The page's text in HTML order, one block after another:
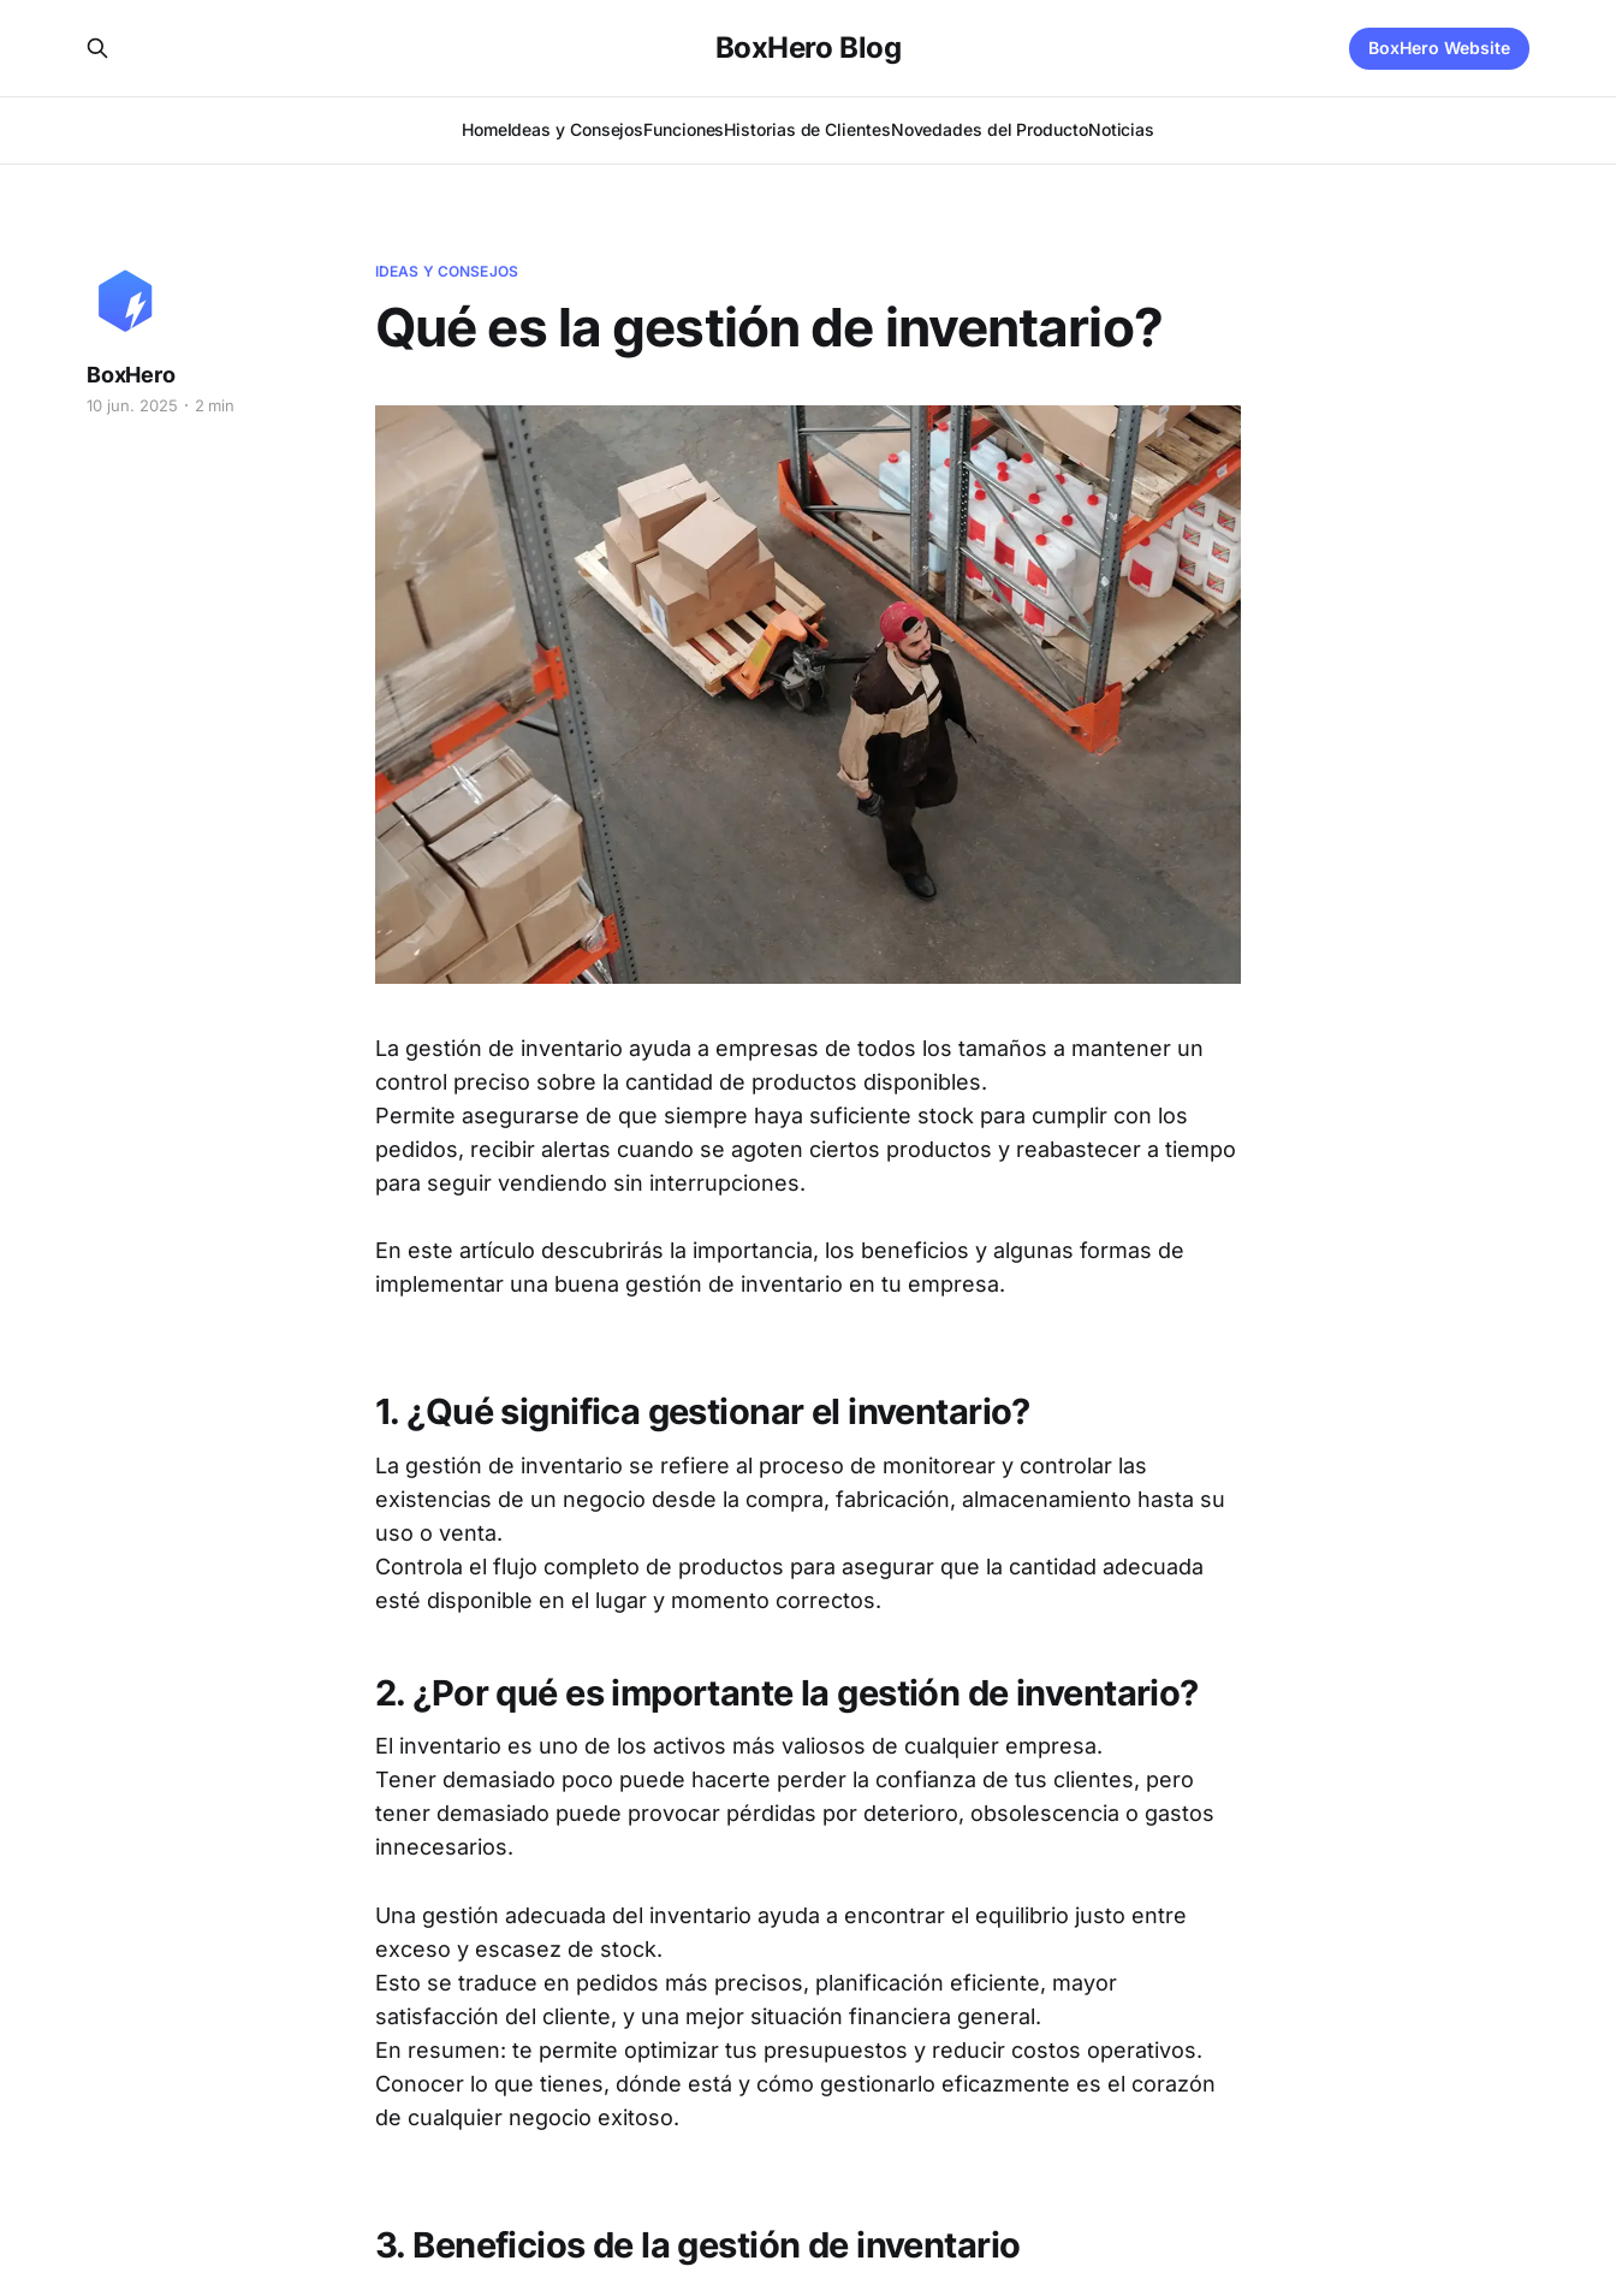
BoxHero Blog
HomeIdeas y ConsejosFuncionesHistorias de ClientesNovedades del ProductoNoticias
BoxHero Website
IDEAS Y CONSEJOS
Qué es la gestión de inventario?
BoxHero
10 jun. 2025 2 min
La gestión de inventario ayuda a empresas de todos los tamaños a mantener un
control preciso sobre la cantidad de productos disponibles.
Permite asegurarse de que siempre haya suficiente stock para cumplir con los
pedidos, recibir alertas cuando se agoten ciertos productos y reabastecer a tiempo
para seguir vendiendo sin interrupciones.
En este artículo descubrirás la importancia, los beneficios y algunas formas de
implementar una buena gestión de inventario en tu empresa.
1. ¿Qué significa gestionar el inventario?
La gestión de inventario se refiere al proceso de monitorear y controlar las
existencias de un negocio desde la compra, fabricación, almacenamiento hasta su
uso o venta.
Controla el flujo completo de productos para asegurar que la cantidad adecuada
esté disponible en el lugar y momento correctos.
2. ¿Por qué es importante la gestión de inventario?
El inventario es uno de los activos más valiosos de cualquier empresa.
Tener demasiado poco puede hacerte perder la confianza de tus clientes, pero
tener demasiado puede provocar pérdidas por deterioro, obsolescencia o gastos
innecesarios.
Una gestión adecuada del inventario ayuda a encontrar el equilibrio justo entre
exceso y escasez de stock.
Esto se traduce en pedidos más precisos, planificación eficiente, mayor
satisfacción del cliente, y una mejor situación financiera general.
En resumen: te permite optimizar tus presupuestos y reducir costos operativos.
Conocer lo que tienes, dónde está y cómo gestionarlo eficazmente es el corazón
de cualquier negocio exitoso.
3. Beneficios de la gestión de inventario